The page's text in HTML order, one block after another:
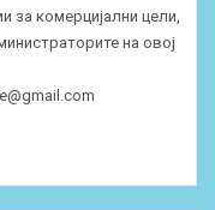
за комерцијални цели,
на овој